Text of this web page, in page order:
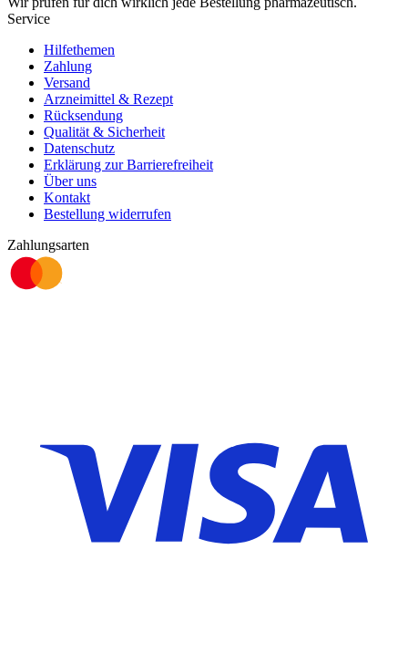
Service
Hilfethemen
Zahlung
Versand
Arzneimittel & Rezept
Rücksendung
Qualität & Sicherheit
Datenschutz
Erklärung zur Barrierefreiheit
Über uns
Kontakt
Bestellung widerrufen
Zahlungsarten